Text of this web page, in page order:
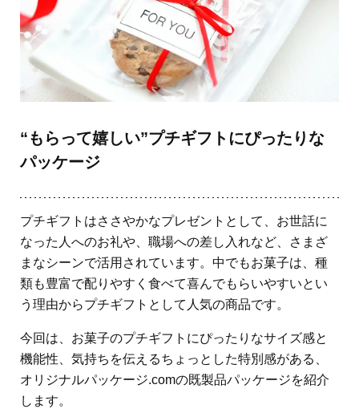
“もらって嬉しい”プチギフトにぴったりな
パッケージ
プチギフトはささやかなプレゼントとして、お世話に
なった人へのお礼や、職場への差し入れなど、さまざ
まなシーンで活用されています。中でもお菓子は、種
類も豊富で配りやすく食べて喜んでもらいやすいとい
う理由からプチギフトとして人気の商品です。
今回は、お菓子のプチギフトにぴったりなサイズ感と
機能性、気持ちを伝えるちょっとした特別感がある、
オリジナルパッケージ.comの既製品パッケージを紹介
します。